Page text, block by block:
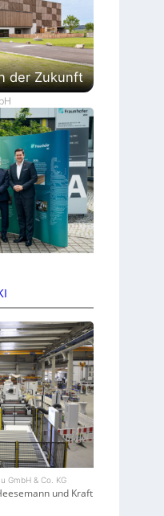
der Zukunft
GmbH & Co. KG
und Kraft